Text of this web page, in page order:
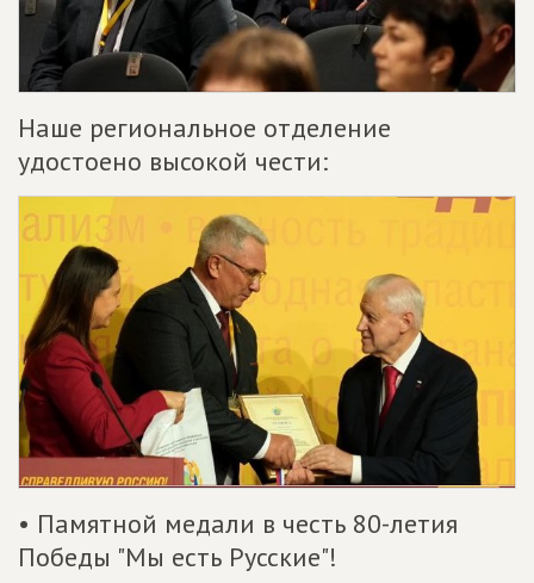
Наше региональное отделение
удостоено высокой чести:
• Памятной медали в честь 80-летия
Победы "Мы есть Русские"!